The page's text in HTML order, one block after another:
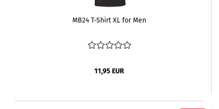
MB24 T-Shirt XL for Men
11,95 EUR